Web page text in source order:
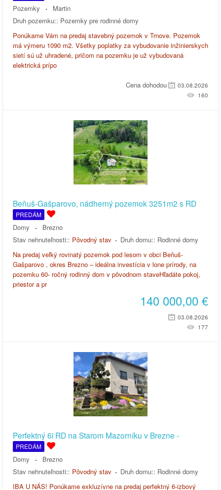
Pozemky
Martin
Druh pozemku:: Pozemky pre rodinné domy
Ponúkame Vám na predaj stavebný pozemok v Trnove. Pozemok
má výmeru 1090 m2. Všetky poplatky za vybudovanie inžinierskych
sietí sú už uhradené, pričom na pozemku je už vybudovaná
elektrická prípo
Cena dohodou
03.08.2026
160
Beňuš-Gašparovo, nádherný pozemok 3251m2 s RD
PREDÁM
Domy
Brezno
Stav nehnuteľnosti:: Pôvodný stav Druh domu:: Rodinné domy
Na predaj veľký rovinatý pozemok pod lesom v obci Beňuš-
Gašparovo , okres Brezno – ideálna investícia v lone prírody, na
pozemku 60- ročný rodinný dom v pôvodnom staveHľadáte pokoj,
priestor a pr
140 000,00 €
03.08.2026
177
Perfektný 6i RD na Starom Mazorníku v Brezne -
PREDÁM
Domy
Brezno
Stav nehnuteľnosti:: Pôvodný stav Druh domu:: Rodinné domy
IBA U NÁS! Ponúkame exkluzívne na predaj perfektný 6-izbový